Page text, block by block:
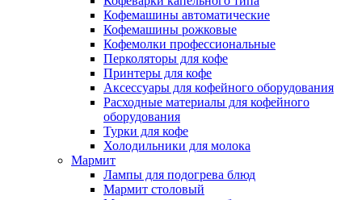
Кофемашины автоматические
Кофемашины рожковые
Кофемолки профессиональные
Перколяторы для кофе
Принтеры для кофе
Аксессуары для кофейного оборудования
Расходные материалы для кофейного
оборудования
Турки для кофе
Холодильники для молока
Мармит
Лампы для подогрева блюд
Мармит столовый